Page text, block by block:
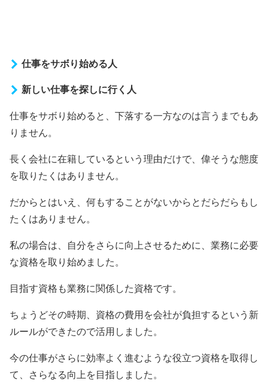
仕事をサボり始める人
新しい仕事を探しに行く人
仕事をサボり始めると、下落する一方なのは言うまでもあ
りません。
長く会社に在籍しているという理由だけで、偉そうな態度
を取りたくはありません。
だからとはいえ、何もすることがないからとだらだらもし
たくはありません。
私の場合は、自分をさらに向上させるために、業務に必要
な資格を取り始めました。
目指す資格も業務に関係した資格です。
ちょうどその時期、資格の費用を会社が負担するという新
ルールができたので活用しました。
今の仕事がさらに効率よく進むような役立つ資格を取得し
て、さらなる向上を目指しました。